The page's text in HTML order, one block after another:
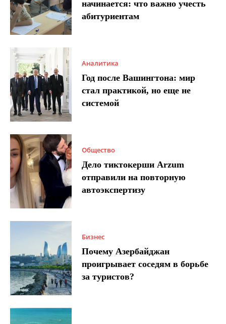
начинается: что важно учесть
абитуриентам
Аналитика
Год после Вашингтона: мир
стал практикой, но еще не
системой
Общество
Дело тиктокерши Arzum
отправили на повторную
автоэкспертизу
Бизнес
Почему Азербайджан
проигрывает соседям в борьбе
за туристов?